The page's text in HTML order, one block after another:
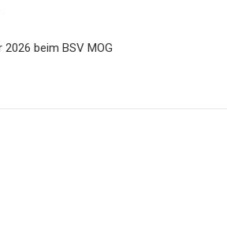
beim BSV MOG